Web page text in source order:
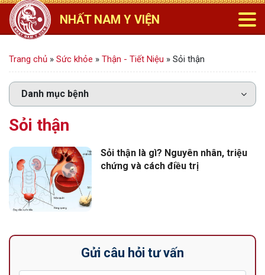
NHẤT NAM Y VIỆN
Trang chủ » Sức khỏe » Thận - Tiết Niệu » Sỏi thận
Sỏi thận
Sỏi thận là gì? Nguyên nhân, triệu
chứng và cách điều trị
Gửi câu hỏi tư vấn